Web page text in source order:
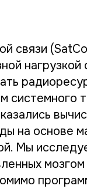
связи
системного
на основе
Мы